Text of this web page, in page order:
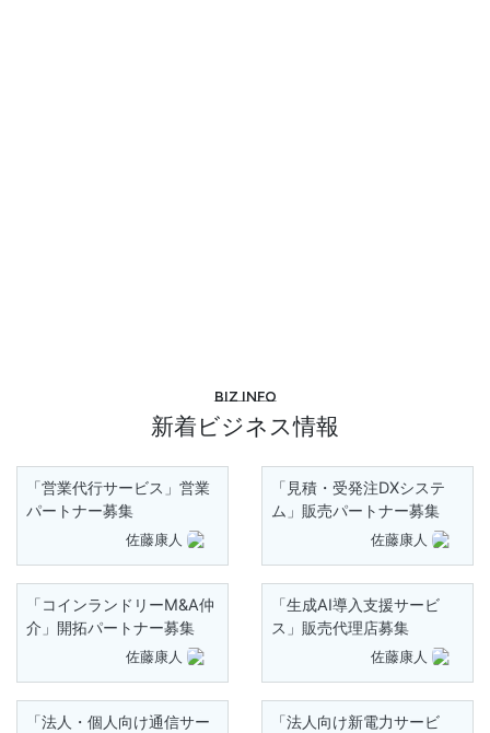
Biz info
新着ビジネス情報
「営業代行サービス」営業
パートナー募集
佐藤康人
「見積・受発注DXシステ
ム」販売パートナー募集
佐藤康人
「コインランドリーM&A仲
介」開拓パートナー募集
佐藤康人
「生成AI導入支援サービ
ス」販売代理店募集
佐藤康人
「法人・個人向け通信サー
「法人向け新電力サービ